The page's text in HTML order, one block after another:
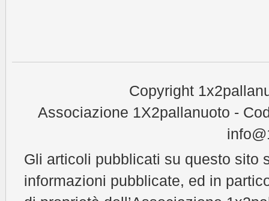
Copyright
Associazione 1X2pallanuoto -
Gli articoli pubblicati su questo sito
informazioni pubblicate, ed in